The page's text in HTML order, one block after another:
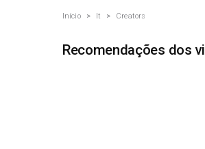
Início > It > Creators
Recomendações dos